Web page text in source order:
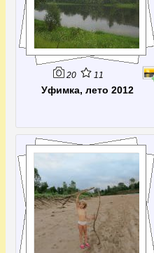
20 11
Уфимка, лето 2012